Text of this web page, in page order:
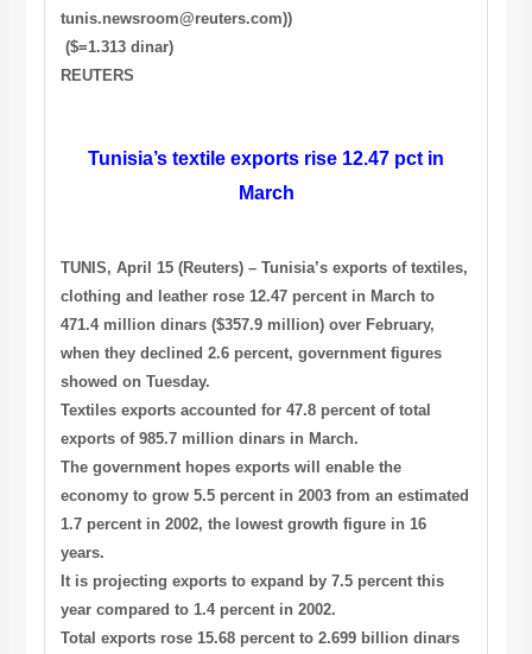
tunis.newsroom@reuters.com))
($=1.313 dinar)
REUTERS
Tunisia’s textile exports rise 12.47 pct in
March
TUNIS, April 15 (Reuters) – Tunisia’s exports of textiles,
clothing and leather rose 12.47 percent in March to
471.4 million dinars ($357.9 million) over February,
when they declined 2.6 percent, government figures
showed on Tuesday.
Textiles exports accounted for 47.8 percent of total
exports of 985.7 million dinars in March.
The government hopes exports will enable the
economy to grow 5.5 percent in 2003 from an estimated
1.7 percent in 2002, the lowest growth figure in 16
years.
It is projecting exports to expand by 7.5 percent this
year compared to 1.4 percent in 2002.
Total exports rose 15.68 percent to 2.699 billion dinars